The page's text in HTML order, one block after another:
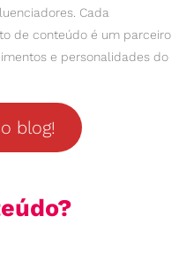
Cada
de conteúdo é um parceiro
e personalidades do
blog!